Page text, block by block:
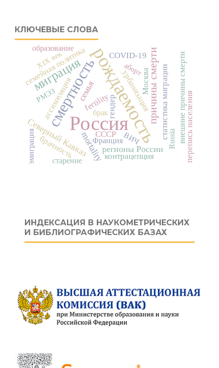
КЛЮЧЕВЫЕ СЛОВА
Россия
рождаемость
смертность
миграция причины смерти
Северный Кавказmortalityрегионы России
семья
семейная политика
гендер внешние причины смерти
fertility урбанизация статистика миграции
Москва
перепись населения
брачность
COVID-19
контрацепция
СССР
ассимиляция
Франция Russia
аборт
брак
эмиграция
РМЭЗ
образование
XIX век
ВИЧ
старение
ИНДЕКСАЦИЯ В НАУКОМЕТРИЧЕСКИХ
И БИБЛИОГРАФИЧЕСКИХ БАЗАХ